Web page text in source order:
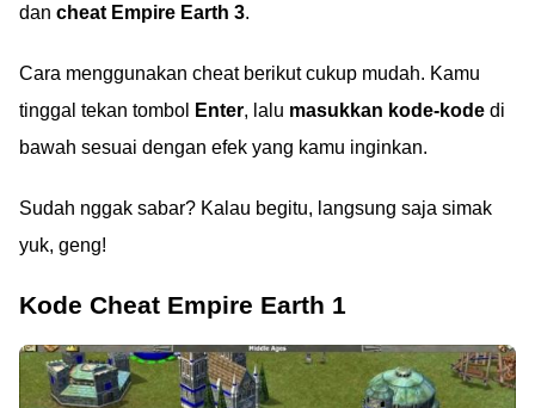
dan cheat Empire Earth 3.
Cara menggunakan cheat berikut cukup mudah. Kamu
tinggal tekan tombol
Enter, lalu masukkan kode-kode di
bawah sesuai dengan efek yang kamu inginkan.
Sudah nggak sabar? Kalau begitu, langsung saja simak
yuk, geng!
Kode Cheat Empire Earth 1